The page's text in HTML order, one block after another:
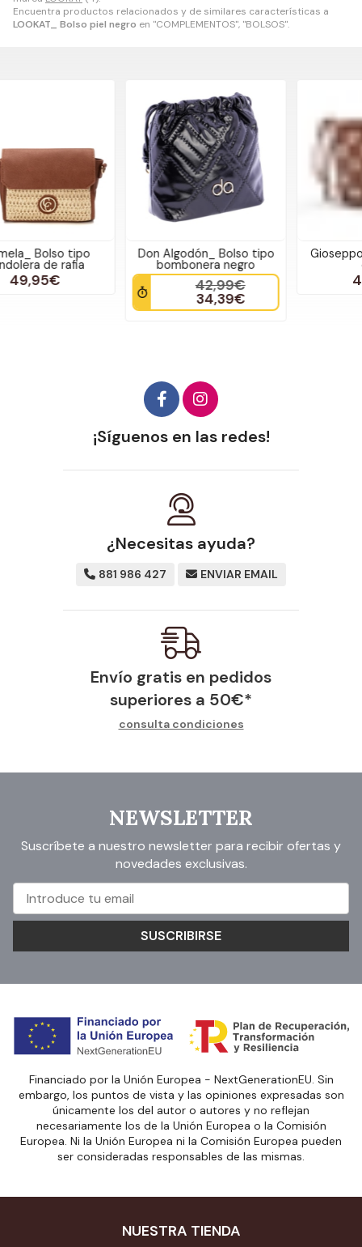
Encuentra productos relacionados y de similares características a
LOOKAT_ Bolso piel negro en "COMPLEMENTOS", "BOLSOS".
Don Algodón_ Bolso tipo
bombonera negro
42,99€
Gioseppo_ Bolso tukuyo
camel
49,95€
¡Síguenos en las redes!
¿Necesitas ayuda?
881 986 427 ENVIAR EMAIL
Envío gratis en pedidos
superiores a 50€*
consulta condiciones
NEWSLETTER
Suscríbete a nuestro newsletter para recibir ofertas y
novedades exclusivas.
SUSCRIBIRSE
Financiado por la Unión Europea - NextGenerationEU. Sin
embargo, los puntos de vista y las opiniones expresadas son
únicamente los del autor o autores y no reflejan
necesariamente los de la Unión Europea o la Comisión
Europea. Ni la Unión Europea ni la Comisión Europea pueden
ser consideradas responsables de las mismas.
NUESTRA TIENDA